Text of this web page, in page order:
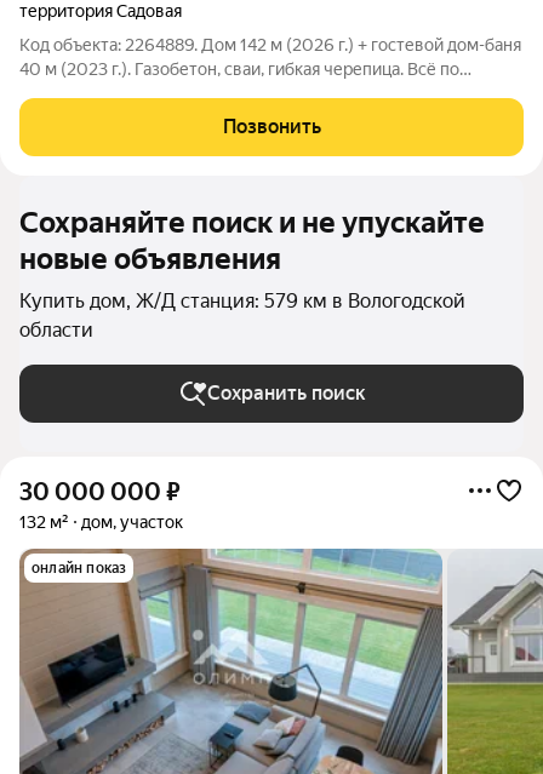
территория Садовая
Код объекта: 2264889. Дом 142 м (2026 г.) + гостевой дом-баня
40 м (2023 г.). Газобетон, сваи, гибкая черепица. Всё по
Вологодского и/о, 10 минут от Вологды. Дом 2026 года +
гостевой дом-баня 2023
Позвонить
Сохраняйте поиск и не упускайте
новые объявления
Купить дом, Ж/Д станция: 579 км в Вологодской
области
Сохранить поиск
30 000 000 ₽
132 м² дом, участок
онлайн показ